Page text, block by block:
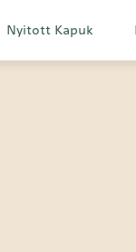
Nyitott Kapuk